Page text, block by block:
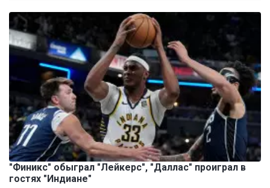
"Финикс" обыграл "Лейкерс", "Даллас" проиграл в
гостях "Индиане"